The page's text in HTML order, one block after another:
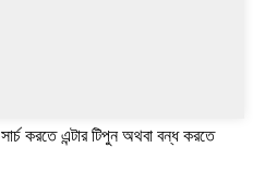
সার্চ করতে এন্টার টিপুন অথবা বন্ধ করতে